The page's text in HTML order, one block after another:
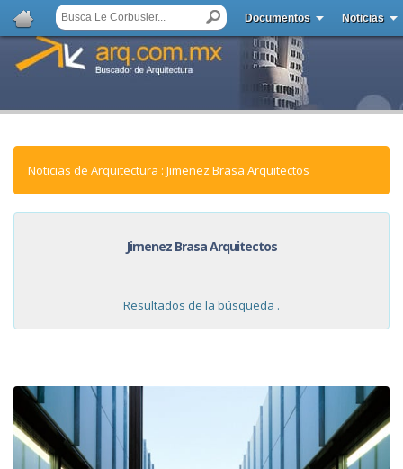
Documentos Noticias
Noticias de Arquitectura : Jimenez Brasa Arquitectos
Jimenez Brasa Arquitectos
Resultados de la búsqueda .